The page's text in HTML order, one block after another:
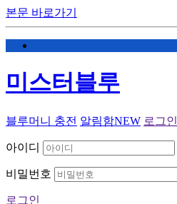
본문 바로가기
미스터블루
블루머니 충전 알림함NEW 로그인
아이디
비밀번호
로그인